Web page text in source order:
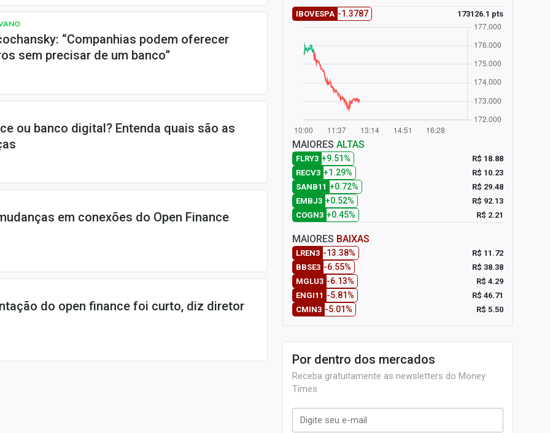
“Companhias podem oferecer
sem precisar de um banco”
ou banco digital? Entenda quais são as
em conexões do Open Finance
do open finance foi curto, diz diretor
IBOVESPA -1.3787 173126.1 pts
MAIORES ALTAS
FLRY3 +9.51%
R$ 18.88
RECV3 +1.29%
R$ 10.23
SANB11 +0.72%
R$ 29.48
EMBJ3 +0.52%
R$ 92.13
COGN3 +0.45% R$ 2.21
MAIORES BAIXAS
LREN3 -13.38%
R$ 11.72
BBSE3 -6.55%
R$ 38.38
MGLU3 -6.13%
R$ 4.29
ENGI11 -5.81%
R$ 46.71
CMIN3 -5.01% R$ 5.50
Por dentro dos mercados
Receba gratuitamente as newsletters do Money
Times